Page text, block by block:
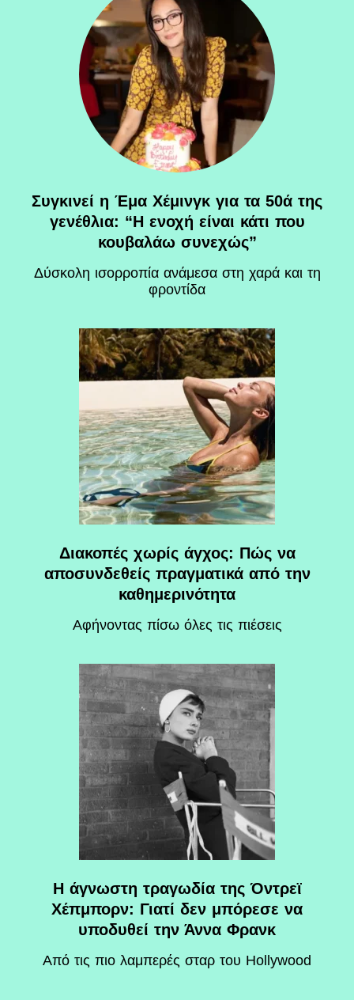
Συγκινεί η Έμα Χέμινγκ για τα 50ά της
γενέθλια: “Η ενοχή είναι κάτι που
κουβαλάω συνεχώς”
Δύσκολη ισορροπία ανάμεσα στη χαρά και τη
φροντίδα
Διακοπές χωρίς άγχος: Πώς να
αποσυνδεθείς πραγματικά από την
καθημερινότητα
Αφήνοντας πίσω όλες τις πιέσεις
Η άγνωστη τραγωδία της Όντρεϊ
Χέπμπορν: Γιατί δεν μπόρεσε να
υποδυθεί την Άννα Φρανκ
Aπό τις πιο λαμπερές σταρ του Hollywood